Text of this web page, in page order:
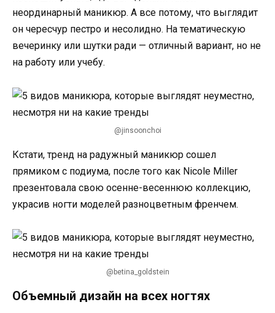
неординарный маникюр. А все потому, что выглядит
он чересчур пестро и несолидно. На тематическую
вечеринку или шутки ради — отличный вариант, но не
на работу или учебу.
@jinsoonchoi
Кстати, тренд на радужный маникюр сошел
прямиком с подиума, после того как Nicole Miller
презентовала свою осенне-весеннюю коллекцию,
украсив ногти моделей разноцветным френчем.
@betina_goldstein
Объемный дизайн на всех ногтях